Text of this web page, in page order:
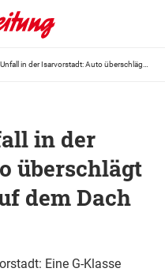
in der
überschlägt
dem Dach
Eine G-Klasse